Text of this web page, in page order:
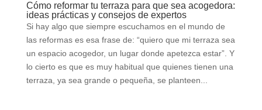
Cómo reformar tu terraza para que sea acogedora:
ideas prácticas y consejos de expertos
Si hay algo que siempre escuchamos en el mundo de
las reformas es esa frase de: “quiero que mi terraza sea
un espacio acogedor, un lugar donde apetezca estar”. Y
lo cierto es que es muy habitual que quienes tienen una
terraza, ya sea grande o pequeña, se planteen...